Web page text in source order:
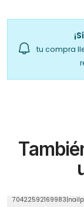
tu compra
70422592169983|